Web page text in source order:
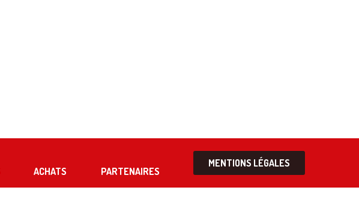
ACHATS PARTENAIRES
MENTIONS LÉGALES